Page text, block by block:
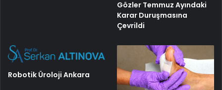
Gözler Temmuz Ayındaki
Karar Duruşmasına
Çevrildi
Robotik Üroloji Ankara